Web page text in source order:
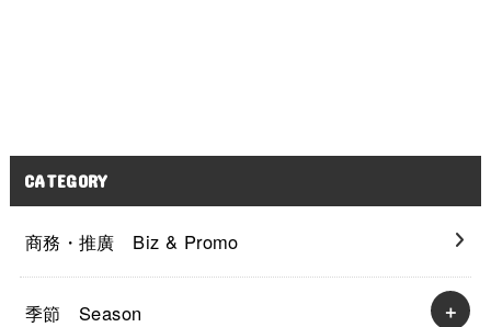
CATEGORY
商務・推廣 Biz & Promo
季節 Season